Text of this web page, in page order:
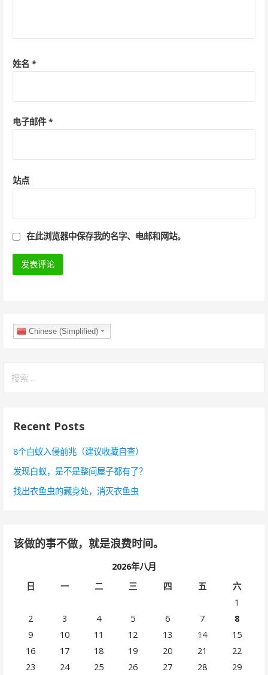
姓名 *
电子邮件*
站点
在此浏览器中保存我的名字、电邮和网站。
Chinese (Simplified)
索
Recent Posts
8个白蚁入侵前兆（建议收藏自查）
发现白蚁，是不是整间屋子都有了？
找出衣鱼虫的藏身处，消灭衣鱼虫
该做的事不做，就是浪费时间。
2026年八月
日
一 二 三 四 五
六
1
2
3 4 5 6 7
8
9
10 11 12 13 14
15
16
17 18 19 20 21
22
23
24 25 26 27 28 29